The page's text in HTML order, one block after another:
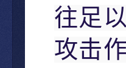
往足
攻击